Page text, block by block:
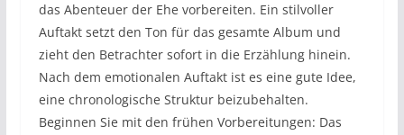
das Abenteuer der Ehe vorbereiten. Ein stilvoller
Auftakt setzt den Ton für das gesamte Album und
zieht den Betrachter sofort in die Erzählung hinein.
Nach dem emotionalen Auftakt ist es eine gute Idee,
eine chronologische Struktur beizubehalten.
Beginnen Sie mit den frühen Vorbereitungen: Das